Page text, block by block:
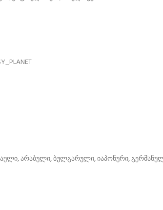
არაბული, ბულგარული, იაპონური,